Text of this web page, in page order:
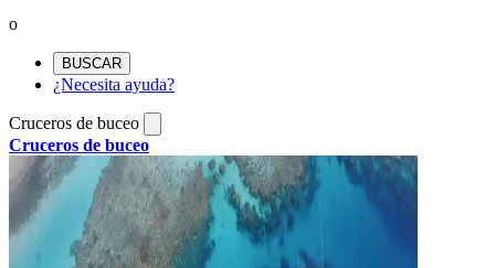
o
BUSCAR
¿Necesita ayuda?
Cruceros de buceo
Cruceros de buceo